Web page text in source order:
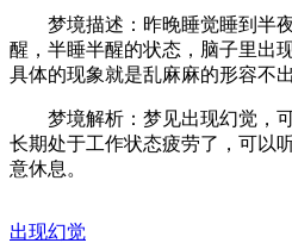
梦境描述：昨晚睡觉睡到半夜
醒，半睡半醒的状态，脑子里出
具体的现象就是乱麻麻的形容不
梦境解析：梦见出现幻觉，可
长期处于工作状态疲劳了，可以
意休息。
出现幻觉